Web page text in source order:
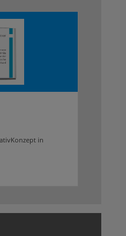
in